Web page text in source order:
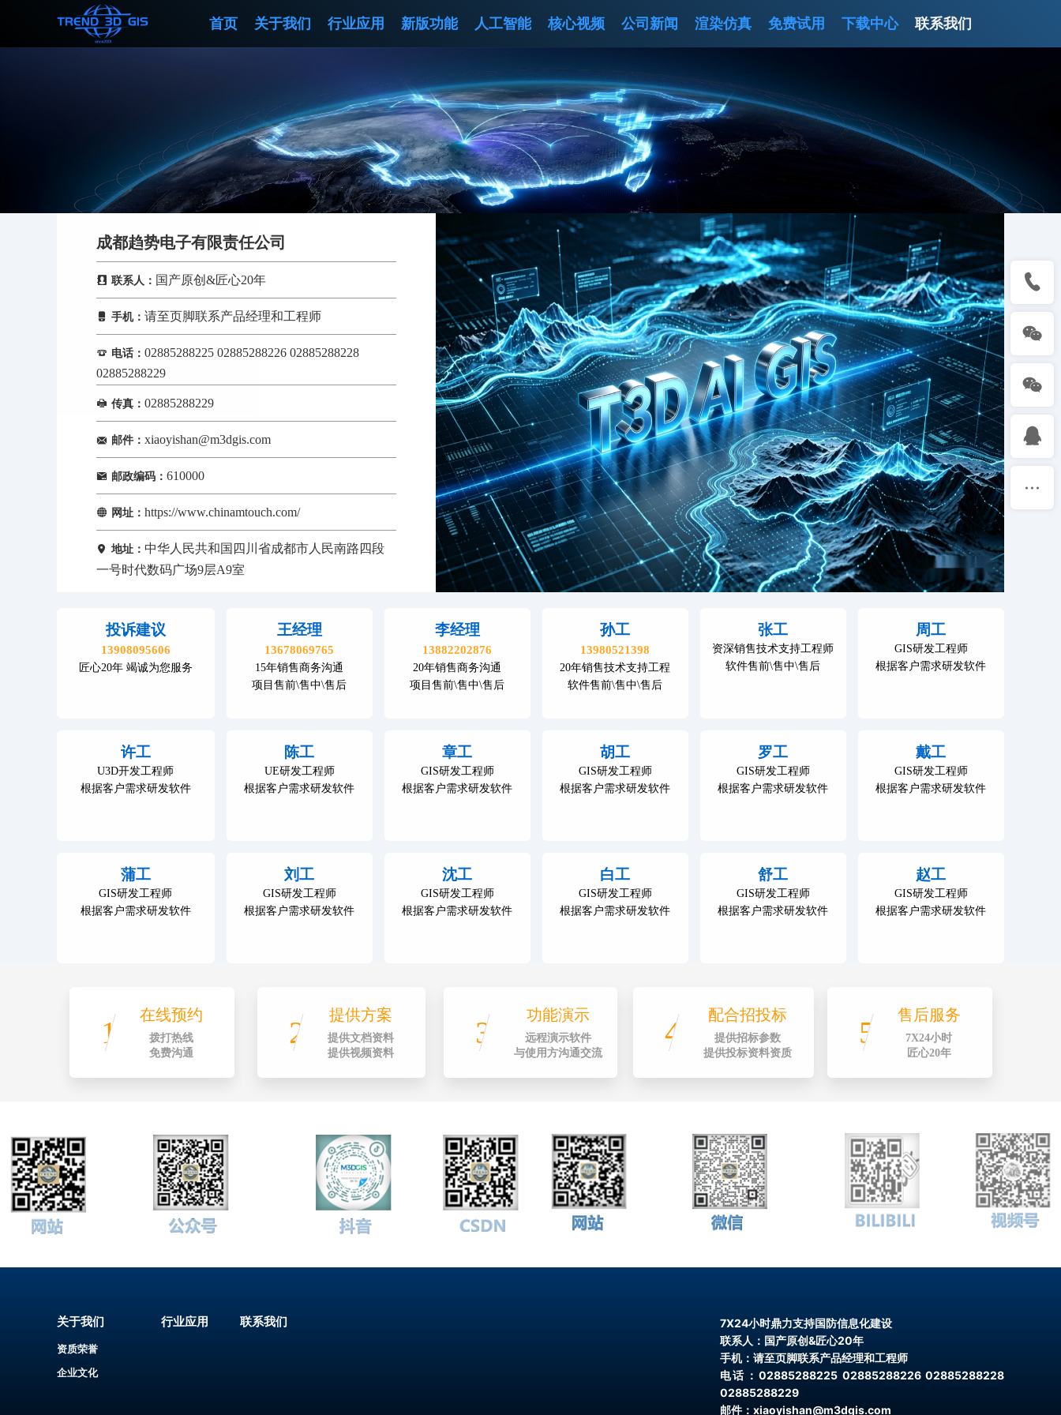
首页 关于我们 行业应用 新版功能 人工智能 核心视频 公司新闻 渲染仿真 免费试用 下载中心 联系我们
成都趋势电子有限责任公司
联系人： 国产原创&匠心20年
手机： 请至页脚联系产品经理和工程师
电话： 02885288225 02885288226 02885288228
02885288229
传真： 02885288229
邮件： xiaoyishan@m3dgis.com
邮政编码： 610000
网址： https://www.chinamtouch.com/
地址： 中华人民共和国四川省成都市人民南路四段
一号时代数码广场9层A9室
投诉建议
13908095606
匠心20年 竭诚为您服务
王经理
13678069765
15年销售商务沟通
项目售前\售中\售后
李经理
13882202876
20年销售商务沟通
项目售前\售中\售后
孙工
13980521398
20年销售技术支持工程
软件售前\售中\售后
张工
资深销售技术支持工程师
软件售前\售中\售后
周工
GIS研发工程师
根据客户需求研发软件
许工
U3D开发工程师
根据客户需求研发软件
陈工
UE研发工程师
根据客户需求研发软件
章工
GIS研发工程师
根据客户需求研发软件
胡工
GIS研发工程师
根据客户需求研发软件
罗工
GIS研发工程师
根据客户需求研发软件
戴工
GIS研发工程师
根据客户需求研发软件
蒲工
GIS研发工程师
根据客户需求研发软件
刘工
GIS研发工程师
根据客户需求研发软件
沈工
GIS研发工程师
根据客户需求研发软件
白工
GIS研发工程师
根据客户需求研发软件
舒工
GIS研发工程师
根据客户需求研发软件
赵工
GIS研发工程师
根据客户需求研发软件
1 在线预约
拨打热线
免费沟通
2 提供方案
提供文档资料
提供视频资料
3 功能演示
远程演示软件
与使用方沟通交流
4 配合招投标
提供招标参数
提供投标资料资质
5 售后服务
7X24小时
匠心20年
关于我们
资质荣誉
企业文化
行业应用 联系我们
7X24小时鼎力支持国防信息化建设
联系人：国产原创&匠心20年
手机：请至页脚联系产品经理和工程师
电话：02885288225 02885288226 02885288228
02885288229
邮件：xiaoyishan@m3dgis.com